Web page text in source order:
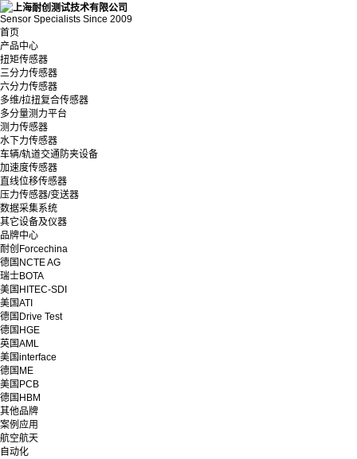
Sensor Specialists Since 2009
首页
产品中心
扭矩传感器
三分力传感器
六分力传感器
多维/拉扭复合传感器
多分量测力平台
测力传感器
水下力传感器
车辆/轨道交通防夹设备
加速度传感器
直线位移传感器
压力传感器/变送器
数据采集系统
其它设备及仪器
品牌中心
耐创Forcechina
德国NCTE AG
瑞士BOTA
美国HITEC-SDI
美国ATI
德国Drive Test
德国HGE
英国AML
美国interface
德国ME
美国PCB
德国HBM
其他品牌
案例应用
航空航天
自动化